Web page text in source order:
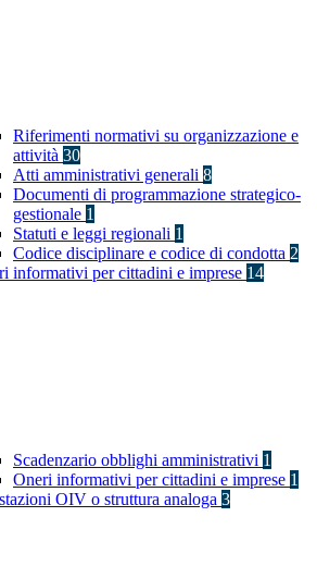
Riferimenti normativi su organizzazione e
attività 30
Atti amministrativi generali 8
Documenti di programmazione strategico-
gestionale 1
Statuti e leggi regionali 1
Codice disciplinare e codice di condotta 2
informativi per cittadini e imprese 14
Scadenzario obblighi amministrativi 1
Oneri informativi per cittadini e imprese 1
OIV o struttura analoga 3